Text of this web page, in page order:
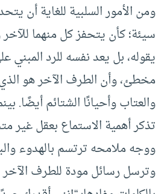
ومن الأمور السلبية للغاية أن
سيئة؛ كأن يتحفز كل منهما للآخر
يقوله، بل يعد نفسه للرد المبني
مخطئ، وأن الطرف الآخر هو
والعتاب وأحيانًا الشتائم أيضًا.
تذكر أهمية الاستماع بعقل غير
ووجه ملامحه ترتسم بالهدوء
وترسل رسائل مودة للطرف الآخر